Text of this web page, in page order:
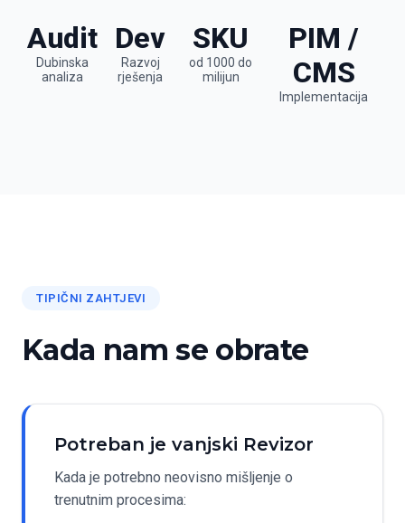
Audit
Dubinska
analiza
Dev
Razvoj
rješenja
SKU
od 1000 do
milijun
PIM /
CMS
Implementacija
TIPIČNI ZAHTJEVI
Kada nam se obrate
Potreban je vanjski Revizor
Kada je potrebno neovisno mišljenje o
trenutnim procesima: